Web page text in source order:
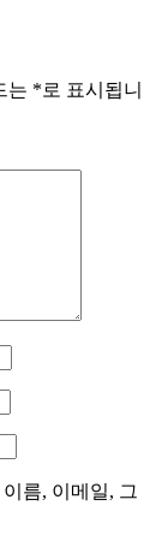
는 *로 표시됩니
름, 이메일, 그